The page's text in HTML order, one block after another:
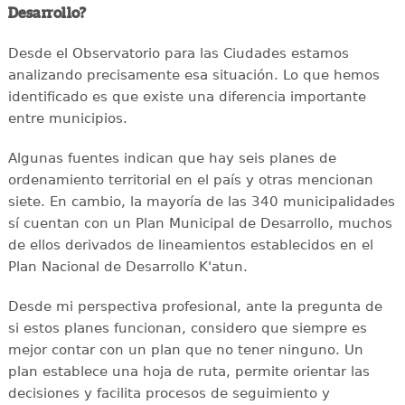
Desarrollo?
Desde el Observatorio para las Ciudades estamos
analizando precisamente esa situación. Lo que hemos
identificado es que existe una diferencia importante
entre municipios.
Algunas fuentes indican que hay seis planes de
ordenamiento territorial en el país y otras mencionan
siete. En cambio, la mayoría de las 340 municipalidades
sí cuentan con un Plan Municipal de Desarrollo, muchos
de ellos derivados de lineamientos establecidos en el
Plan Nacional de Desarrollo K'atun.
Desde mi perspectiva profesional, ante la pregunta de
si estos planes funcionan, considero que siempre es
mejor contar con un plan que no tener ninguno. Un
plan establece una hoja de ruta, permite orientar las
decisiones y facilita procesos de seguimiento y